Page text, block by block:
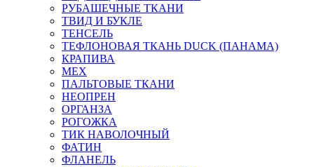
РУБАШЕЧНЫЕ ТКАНИ
ТВИД И БУКЛЕ
ТЕНСЕЛЬ
ТЕФЛОНОВАЯ ТКАНЬ DUCK (ПАНАМА)
КРАПИВА
МЕХ
ПАЛЬТОВЫЕ ТКАНИ
НЕОПРЕН
ОРГАНЗА
РОГОЖКА
ТИК НАВОЛОЧНЫЙ
ФАТИН
ФЛАНЕЛЬ